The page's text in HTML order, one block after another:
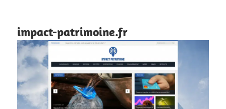
impact-patrimoine.fr